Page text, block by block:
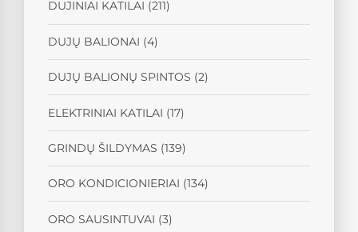
DUJINIAI KATILAI (211)
DUJŲ BALIONAI (4)
DUJŲ BALIONŲ SPINTOS (2)
ELEKTRINIAI KATILAI (17)
GRINDŲ ŠILDYMAS (139)
ORO KONDICIONIERIAI (134)
ORO SAUSINTUVAI (3)